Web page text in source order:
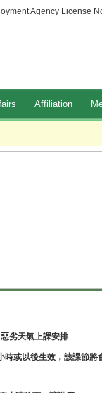
Agency License
Affiliation
惡劣天氣上課安排
時或以後生效，該課節將